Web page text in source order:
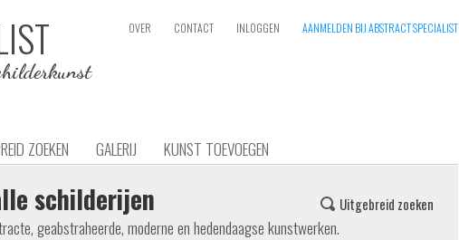
OVER CONTACT INLOGGEN AANMELDEN BIJ ABSTRACT SPECIALIST
ZOEKEN GALERIJ KUNST TOEVOEGEN
Uitgebreid zoeken
schilderijen
geabstraheerde, moderne en hedendaagse kunstwerken.